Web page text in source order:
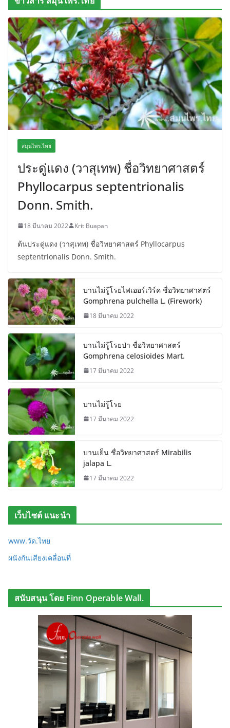
สมุนไพร.ไทย
ประดู่แดง (วาสุเทพ) ชื่อวิทยาศาสตร์
Phyllocarpus septentrionalis
Donn. Smith.
18 มีนาคม 2022 Krit Buapan
ต้นประดู่แดง (วาสุเทพ) ชื่อวิทยาศาสตร์ Phyllocarpus
septentrionalis Donn. Smith.
บานไม่รู้โรยไฟเออร์เวิร์ค ชื่อวิทยาศาสตร์
Gomphrena pulchella L. (Firework)
18 มีนาคม 2022
บานไม่รู้โรยป่า ชื่อวิทยาศาสตร์
Gomphrena celosioides Mart.
17 มีนาคม 2022
บานไม่รู้โรย
17 มีนาคม 2022
บานเย็น ชื่อวิทยาศาสตร์ Mirabilis
jalapa L.
17 มีนาคม 2022
เว็บไซต์ แนะนำ
www.วัด.ไทย
ผนังกันเสียงเคลื่อนที่
สนับสนุน โดย Finn Operable Wall.